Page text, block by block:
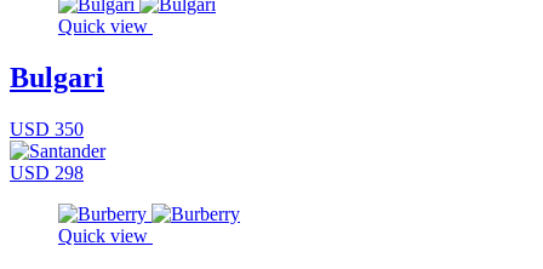
Quick view
Bulgari
USD 350
USD 298
Quick view